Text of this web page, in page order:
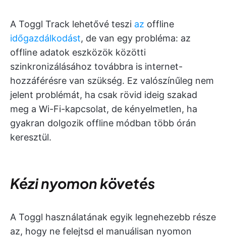
A Toggl Track lehetővé teszi az offline
időgazdálkodást, de van egy probléma: az
offline adatok eszközök közötti
szinkronizálásához továbbra is internet-
hozzáférésre van szükség. Ez valószínűleg nem
jelent problémát, ha csak rövid ideig szakad
meg a Wi-Fi-kapcsolat, de kényelmetlen, ha
gyakran dolgozik offline módban több órán
keresztül.
Kézi nyomon követés
A Toggl használatának egyik legnehezebb része
az, hogy ne felejtsd el manuálisan nyomon